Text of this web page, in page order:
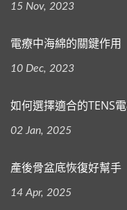
15 Nov, 2023
電療中海綿的關鍵作用
10 Dec, 2023
如何選擇適合的TENS
02 Jan, 2025
產後骨盆底恢復好幫手
14 Apr, 2025